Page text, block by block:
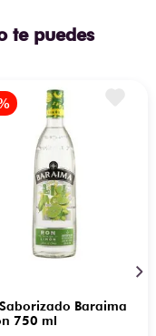
te puedes
Baraima
750 ml